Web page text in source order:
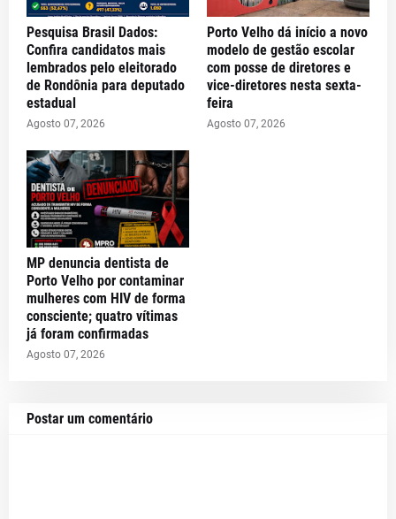
Pesquisa Brasil Dados:
Confira candidatos mais
lembrados pelo eleitorado
de Rondônia para deputado
estadual
Agosto 07, 2026
Porto Velho dá início a novo
modelo de gestão escolar
com posse de diretores e
vice-diretores nesta sexta-
feira
Agosto 07, 2026
MP denuncia dentista de
Porto Velho por contaminar
mulheres com HIV de forma
consciente; quatro vítimas
já foram confirmadas
Agosto 07, 2026
Postar um comentário